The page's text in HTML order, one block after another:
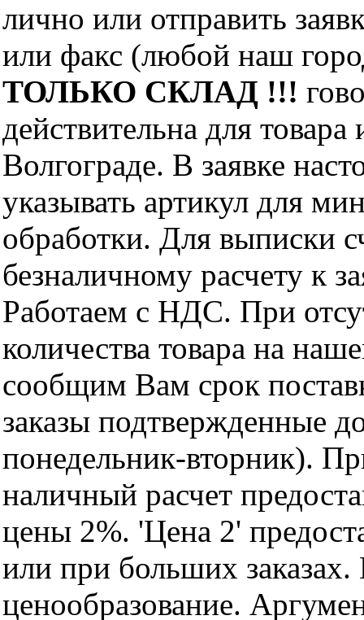
лично или отправить
или факс (любой наш
ТОЛЬКО СКЛАД !!!
действительна для
Волгограде. В заявке
указывать артикул для
обработки. Для выписки
безналичному расчету к
Работаем с НДС. При
количества товара на
сообщим Вам срок
заказы подтвержденные
понедельник-вторник).
наличный расчет
цены 2%. 'Цена 2'
или при больших
ценообразование.